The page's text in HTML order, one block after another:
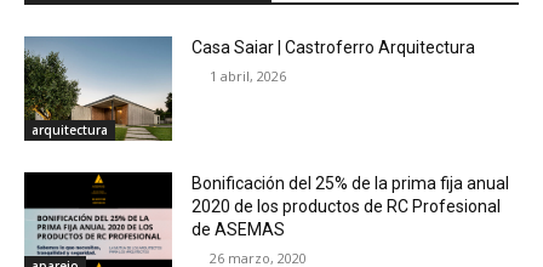
arquitectura
Casa Saiar | Castroferro Arquitectura
1 abril, 2026
Bonificación del 25% de la prima fija anual
2020 de los productos de RC Profesional
de ASEMAS
26 marzo, 2020